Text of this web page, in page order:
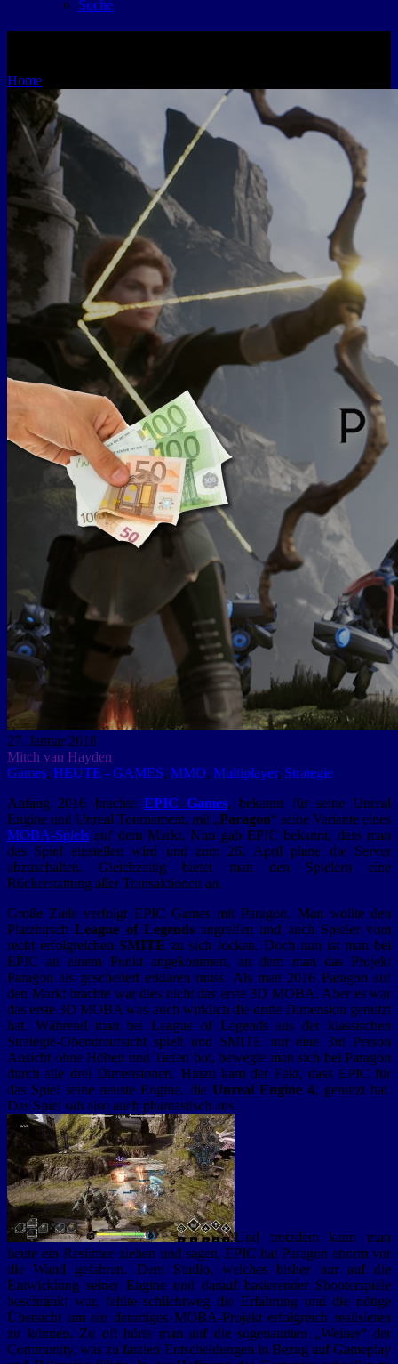
Suche
Home
27. Januar 2018
Mitch van Hayden
Games, HEUTE - GAMES, MMO, Multiplayer, Strategie
Anfang 2016 brachte EPIC Games, bekannt für seine Unreal
Engine und Unreal Tournament, mit „Paragon“ seine Variante eines
MOBA-Spiels auf dem Markt. Nun gab EPIC bekannt, dass man
das Spiel einstellen wird und zum 26. April plane die Server
abzuschalten.Gleichzeitig bietet man den Spielern eine
Rückerstattung aller Transaktionen an.
Große Ziele verfolgt EPIC Games mit Paragon. Man wollte den
PlatzhirschLeague of Legendsangreifen und auch Spieler vom
recht erfolgreichen SMITE zu sich locken. Doch nun ist man bei
EPIC an einem Punkt angekommen, an dem man das Projekt
Paragon als gescheitert erklären muss. Als man 2016 Paragon auf
den Markt brachte war dies nicht das erste 3D MOBA. Aber es war
das erste 3D MOBA was auch wirklich die dritte Dimension genutzt
hat. Während man bei League of Legends aus der klassischen
Strategie-Obendraufsicht spielt und SMITE nur eine 3rd Person
Ansicht ohne Höhen und Tiefen bot, bewegte man sich bei Paragon
durch alle drei Dimensionen. Hinzu kam der Fakt, dass EPIC für
das Spiel seine neuste Engine, die Unreal Engine 4, genutzt hat.
Das Spiel sah also auch phantastisch aus.
Und trotzdem kann man
heute ein Resümee ziehen und sagen, EPIC hat Paragon enorm vor
die Wand gefahren. Dem Studio, welches bisher nur auf die
Entwicklung seiner Engine und darauf basierender Shooterspiele
beschränkt war, fehlte schlichtweg die Erfahrung und die nötige
Übersicht um ein derartiges MOBA-Projekt erfolgreich realisieren
zu können. Zu oft hörte man auf die sogenannten „Weiner“ der
Community, was zu fatalen Entscheidungen in Bezug auf Gameplay